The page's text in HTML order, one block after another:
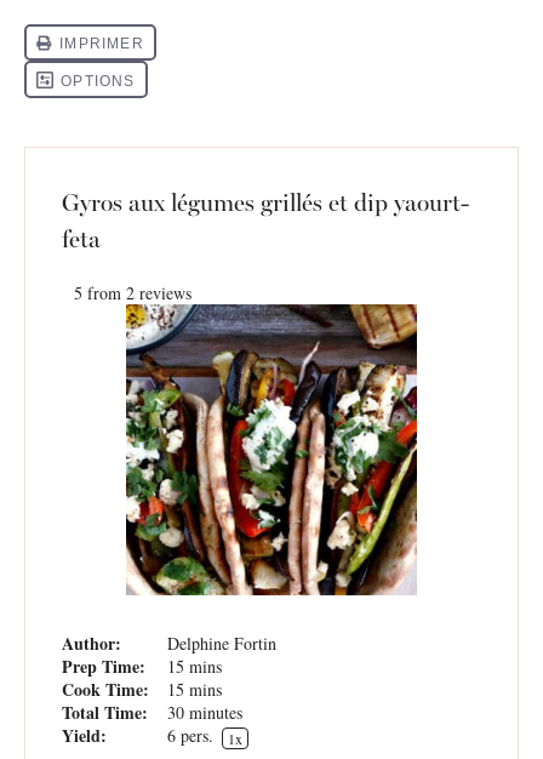
Gyros aux légumes grillés et dip yaourt-
feta
5 from 2 reviews
Author: Delphine Fortin
Prep Time: 15 mins
Cook Time: 15 mins
Total Time: 30 minutes
Yield: 6 pers. 1x